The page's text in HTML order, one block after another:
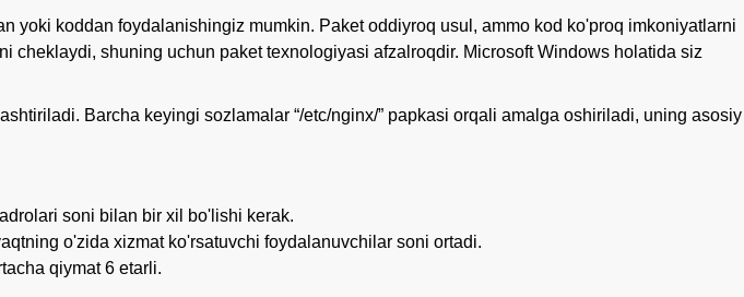
koddan foydalanishingiz mumkin. Paket oddiyroq usul, ammo kod ko'proq imkoniyatlarni
shuning uchun paket texnologiyasi afzalroqdir. Microsoft Windows holatida siz
Barcha keyingi sozlamalar “/etc/nginx/” papkasi orqali amalga oshiriladi, uning asosiy
soni bilan bir xil bo'lishi kerak.
o'zida xizmat ko'rsatuvchi foydalanuvchilar soni ortadi.
qiymat 6 etarli.